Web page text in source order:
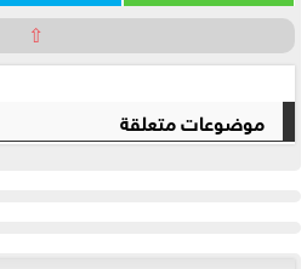
⇧
موضوعات متعلقة